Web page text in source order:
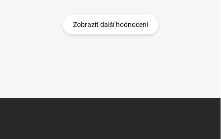
Zobrazit další hodnocení